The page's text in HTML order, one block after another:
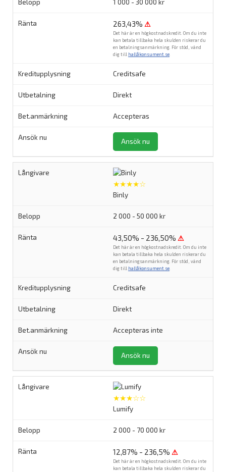
1 000 - 30 000 kr
263,43% ⚠
Det här är en högkostnadskredit. Om du inte
kan betala tillbaka hela skulden riskerar du
en betalningsanmärkning. För stöd, vänd
dig till hallåkonsument.se
Creditsafe
Direkt
Accepteras
Ansök nu
★★★★☆
Binly
2 000 - 50 000 kr
43,50% - 236,50% ⚠
Det här är en högkostnadskredit. Om du inte
kan betala tillbaka hela skulden riskerar du
en betalningsanmärkning. För stöd, vänd
dig till hallåkonsument.se
Creditsafe
Direkt
Accepteras inte
Ansök nu
★★★☆☆
Lumify
2 000 - 70 000 kr
12,87% - 236,5% ⚠
Det här är en högkostnadskredit. Om du inte
kan betala tillbaka hela skulden riskerar du